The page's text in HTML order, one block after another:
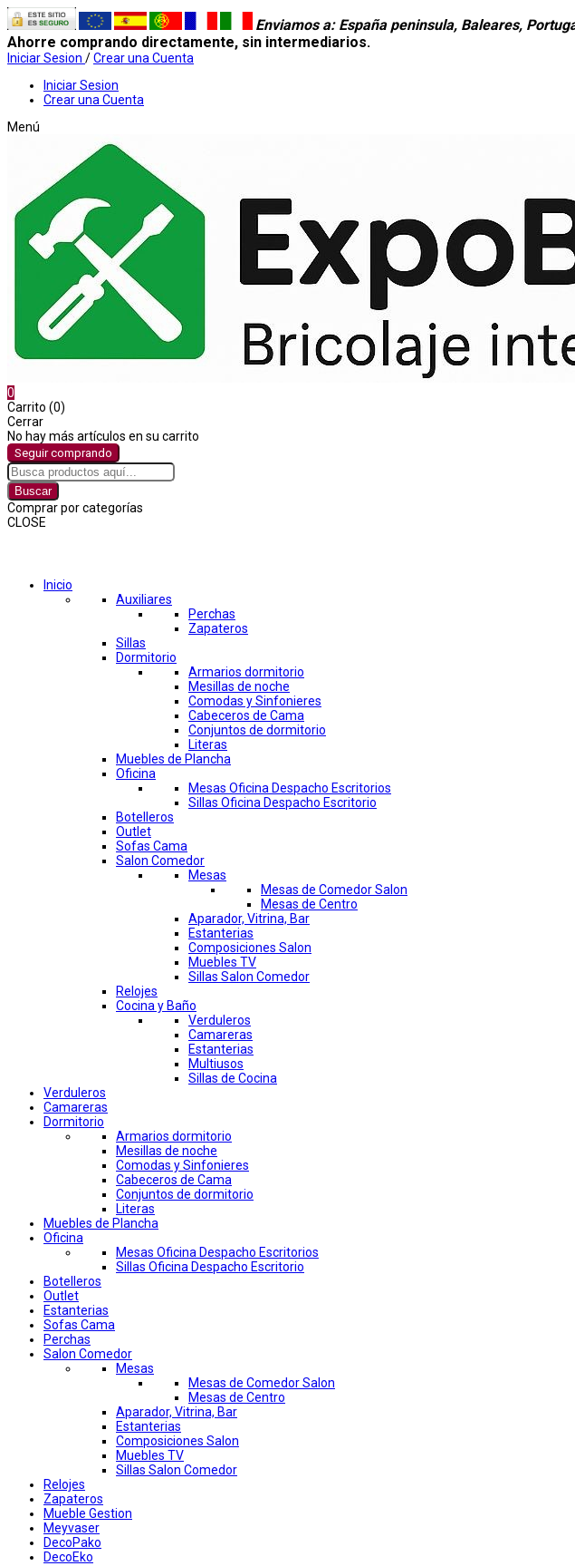
Enviamos a: España peninsula, Baleares,
Ahorre comprando directamente, sin intermediarios.
Iniciar Sesion /Crear una Cuenta
Iniciar Sesion
Crear una Cuenta
Menú
0
Carrito (0)
Cerrar
No hay más artículos en su carrito
Seguir comprando
Buscar
Comprar por categorías
CLOSE
Inicio
Auxiliares
Perchas
Zapateros
Sillas
Dormitorio
Armarios dormitorio
Mesillas de noche
Comodas y Sinfonieres
Cabeceros de Cama
Conjuntos de dormitorio
Literas
Muebles de Plancha
Oficina
Mesas Oficina Despacho Escritorios
Sillas Oficina Despacho Escritorio
Botelleros
Outlet
Sofas Cama
Salon Comedor
Mesas
Mesas de Comedor Salon
Mesas de Centro
Aparador, Vitrina, Bar
Estanterias
Composiciones Salon
Muebles TV
Sillas Salon Comedor
Relojes
Cocina y Baño
Verduleros
Camareras
Estanterias
Multiusos
Sillas de Cocina
Verduleros
Camareras
Dormitorio
Armarios dormitorio
Mesillas de noche
Comodas y Sinfonieres
Cabeceros de Cama
Conjuntos de dormitorio
Literas
Muebles de Plancha
Oficina
Mesas Oficina Despacho Escritorios
Sillas Oficina Despacho Escritorio
Botelleros
Outlet
Estanterias
Sofas Cama
Perchas
Salon Comedor
Mesas
Mesas de Comedor Salon
Mesas de Centro
Aparador, Vitrina, Bar
Estanterias
Composiciones Salon
Muebles TV
Sillas Salon Comedor
Relojes
Zapateros
Mueble Gestion
Meyvaser
DecoPako
DecoEko